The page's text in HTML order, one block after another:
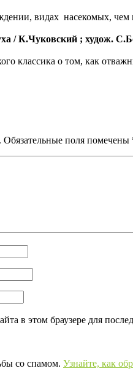
видах насекомых, чем
/ К.Чуковский ; худож.
классика о том, как
Обязательные поля помечены
в этом браузере для
со спамом. Узнайте, как